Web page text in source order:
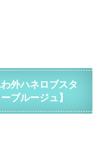
外ハネロブスタ
ブルージュ】